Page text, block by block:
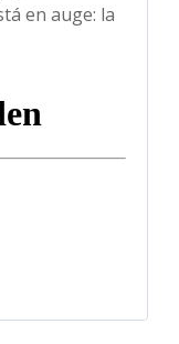
en auge: la